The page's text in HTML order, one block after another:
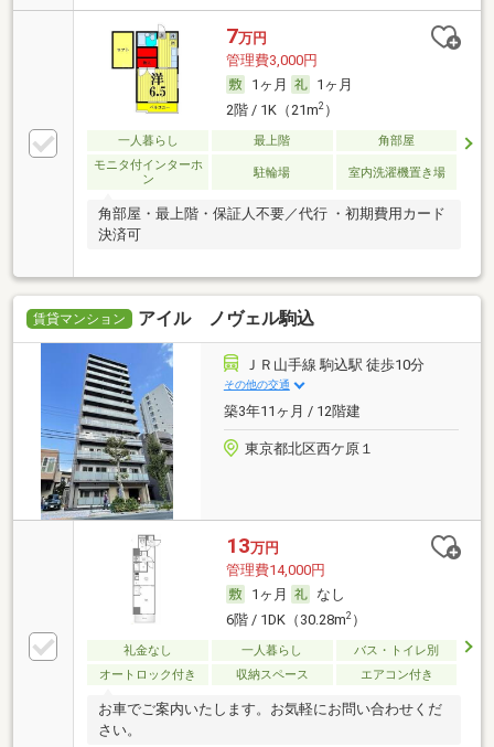
7万円
管理費3,000円
1ヶ月
1ヶ月
2階 / 1K（21m2）
一人暮らし 最上階
角部屋
モニタ付インターホ
ン
駐輪場 室内洗濯機置き場
角部屋・最上階・保証人不要／代行 ・初期費用カード
決済可
賃貸マンション アイル ノヴェル駒込
ＪＲ山手線 駒込駅 徒歩10分
その他の交通
築3年11ヶ月 / 12階建
東京都北区西ケ原１
13万円
管理費14,000円
1ヶ月
なし
6階 / 1DK（30.28m2）
礼金なし 一人暮らし
バス・トイレ別
オートロック付き
収納スペース エアコン付き
お車でご案内いたします。お気軽にお問い合わせくだ
さい。